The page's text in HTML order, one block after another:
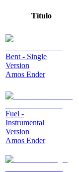
Título
Bent - Single
Version
Amos Ender
Fuel -
Instrumental
Version
Amos Ender